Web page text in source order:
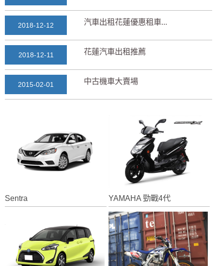
2018-12-12 汽車出租花蓮優惠租車...
2018-12-11 花蓮汽車出租推薦
2015-02-01 中古機車大賣場
2018-03-15 七星潭風景區美景介紹...
2018-03-13 三日遊景點行程規劃景...
2018-03-12 花蓮自由行自助行程
2025-11-17 通水管後排水變快？背...
2018-12-14 花蓮租車推薦2019...
Sentra YAMAHA 勁戰4代